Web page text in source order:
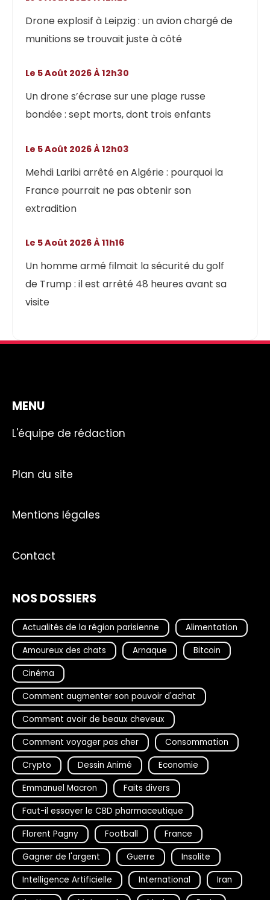
Drone explosif à Leipzig : un avion chargé de
munitions se trouvait juste à côté
Un drone s’écrase sur une plage russe
bondée : sept morts, dont trois enfants
Le 5 Août 2026 À 12h30
Mehdi Laribi arrêté en Algérie : pourquoi la
France pourrait ne pas obtenir son
extradition
Le 5 Août 2026 À 12h03
Un homme armé filmait la sécurité du golf
de Trump : il est arrêté 48 heures avant sa
visite
Le 5 Août 2026 À 11h16
MENU
L'équipe de rédaction
Plan du site
Mentions légales
Contact
NOS DOSSIERS
Actualités de la région parisienne
Alimentation
Amoureux des chats
Arnaque
Bitcoin
Cinéma
Comment augmenter son pouvoir d'achat
Comment avoir de beaux cheveux
Comment voyager pas cher
Consommation
Crypto
Dessin Animé
Economie
Emmanuel Macron
Faits divers
Faut-il essayer le CBD pharmaceutique
Florent Pagny
Football
France
Gagner de l'argent
Guerre
Insolite
Intelligence Artificielle
International
Iran